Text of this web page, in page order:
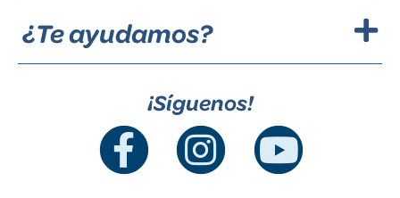
¿Te ayudamos?
¡Síguenos!